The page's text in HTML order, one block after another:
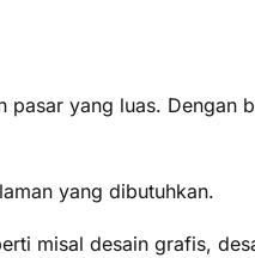
yang luas. Dengan
yang dibutuhkan.
misal desain grafis,